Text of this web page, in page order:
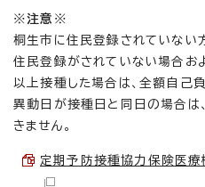
※注意 ※
桐生市に住民登録されていない
住民登録がされていない場合お
以上接種した場合は、全額自己負
異動日が接種日と同日の場合は
きません。
定期予防接種協力保険医